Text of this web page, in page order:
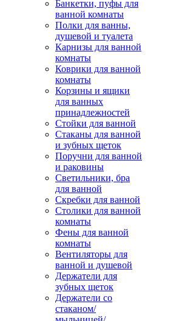
Банкетки, пуфы для
ванной комнаты
Полки для ванны,
душевой и туалета
Карнизы для ванной
комнаты
Коврики для ванной
комнаты
Корзины и ящики
для ванных
принадлежностей
Стойки для ванной
Стаканы для ванной
и зубных щеток
Поручни для ванной
и раковины
Светильники, бра
для ванной
Скребки для ванной
Столики для ванной
комнаты
Фены для ванной
комнаты
Вентиляторы для
ванной и душевой
Держатели для
зубных щеток
Держатели со
стаканом/